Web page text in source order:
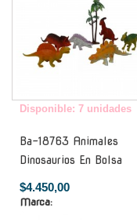
Disponible: 7 unidades
Ba-18763 Animales
Dinosaurios En Bolsa
$4.450,00
Marca: